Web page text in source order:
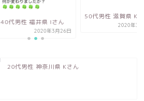
40代男性 福井県 Iさん
2020年3月26日
50代男性 滋賀県 K
2020年3
20代男性 神奈川県 Kさん